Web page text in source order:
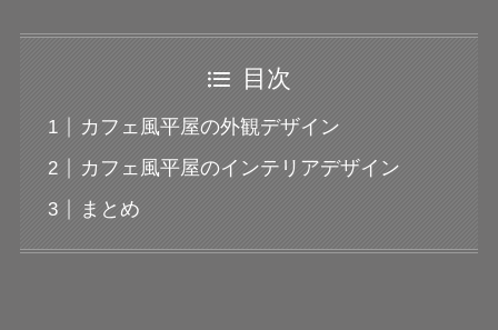
目次
カフェ風平屋の外観デザイン
カフェ風平屋のインテリアデザイン
まとめ